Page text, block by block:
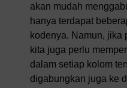
akan mudah
hanya terdapat
kodenya. Namun, jika
kita juga perlu
dalam setiap kolom
digabungkan juga ke